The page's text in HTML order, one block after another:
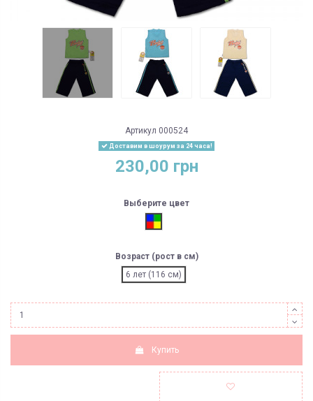
Артикул 000524
Доставим в шоурум за 24 часа!
230,00 грн
Выберите цвет
В ассортименте
Возраст (рост в см)
6 лет (116 см)
Купить